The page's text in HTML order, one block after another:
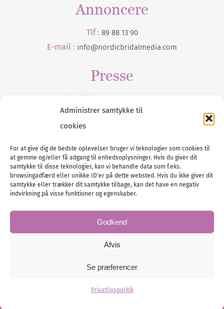
Administrer samtykke til
cookies
For at give dig de bedste oplevelser bruger vi teknologier som cookies til
at gemme og/eller få adgang til enhedsoplysninger. Hvis du giver dit
samtykke til disse teknologier, kan vi behandle data som f.eks.
browsingadfærd eller unikke ID'er på dette websted. Hvis du ikke giver dit
samtykke eller trækker dit samtykke tilbage, kan det have en negativ
indvirkning på visse funktioner og egenskaber.
Godkend
Afvis
Se præferencer
Privatlivspolitik
Annoncere
Tlf : 89 88 13 90
E-mail : info@nordicbridalmedia.com
Presse
Tilmeld dig vores
Tel :89 88 13 90
E-post:info@nordicbridalmedia.com
Nordic Bridal Media
Administration